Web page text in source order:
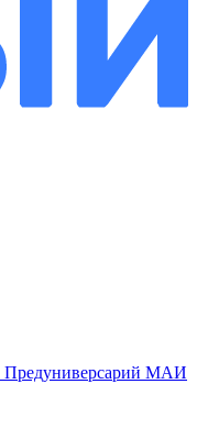
Предуниверсарий МАИ